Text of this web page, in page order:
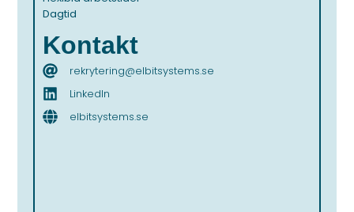
Dagtid
Kontakt
rekrytering@elbitsystems.se
LinkedIn
elbitsystems.se